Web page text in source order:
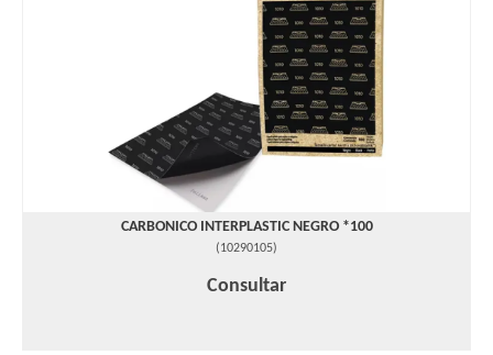
CARBONICO INTERPLASTIC NEGRO *100
(10290105)
Consultar